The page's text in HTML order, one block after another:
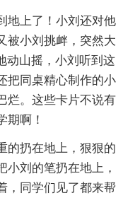
上了！小刘还对他
被小刘挑衅，突然大
动山摇，小刘听到这
把同桌精心制作的小
烂。这些卡片不说有
期啊！
扔在地上，狠狠的
小刘的笔扔在地上，
，同学们见了都来帮